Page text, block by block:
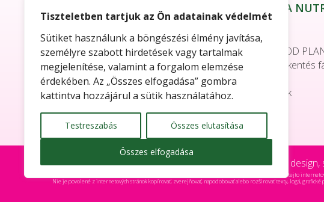
Tiszteletben tartjuk az Ön adatainak védelmét
Sütiket használunk a böngészési élmény javítása,
személyre szabott hirdetések vagy tartalmak
megjelenítése, valamint a forgalom elemzése
érdekében. Az „Összes elfogadása” gombra
kattintva hozzájárul a sütik használatához.
Testreszabás Összes elutasítása
Összes elfogadása
Nutri a.s.
+3670 6372 882
nutrifood@nutrifood.company
FOGYJON A
A NUTRI FOOD
Testsúlycsökkentés
A ketózis
Ellenjavallatok
Történet
Copyright © 2018 NUTRI a.s. • Developed by:Web & go design,
Všetky autorské práva ako aj všetky práva duševného vlastníctva bez obmedzenia, vo forme a obsahu tejto
Nie je povolené z internetových stránok kopírovať, zverejňovať, napodobovať alebo rozširovať texty, logá, grafické